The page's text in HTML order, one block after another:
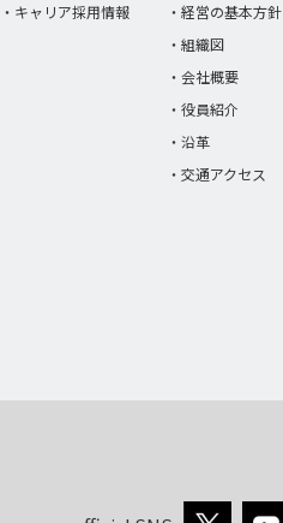
・キャリア採用情報
・経営の基本方針
・組織図
・会社概要
・役員紹介
・沿革
・交通アクセス